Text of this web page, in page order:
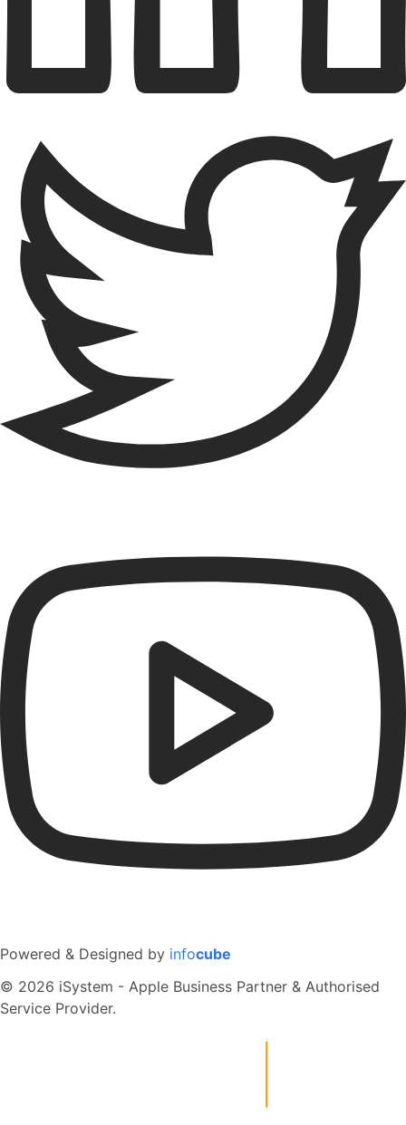
Powered & Designed by infocube
© 2026 iSystem - Apple Business Partner & Authorised
Service Provider.